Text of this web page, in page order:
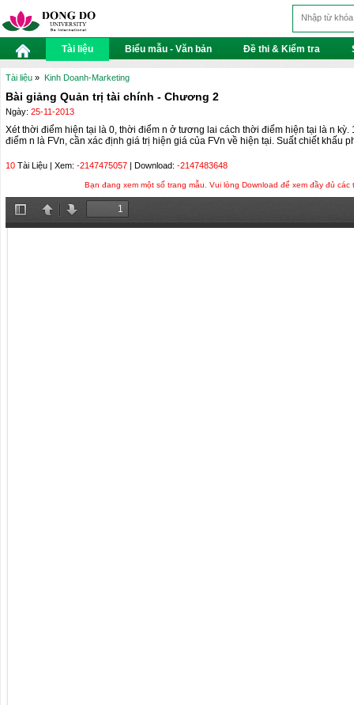
Tài liệu Biểu mẫu - Văn bản Đề thi & Kiểm tra
Tài liệu » Kinh Doanh-Marketing
Bài giảng Quản trị tài chính - Chương 2
Ngày: 25-11-2013
Xét thời điểm hiện tại là 0, thời điểm n ở tương lai cách thời điểm hiện tại là n
điểm n là FVn, cần xác định giá trị hiện giá của FVn về hiện tại. Suất chiết khấu
10 Tài Liệu | Xem: -2147475057 | Download: -2147483648
Bạn đang xem một số trang mẫu. Vui lòng Download để xem đầy đủ các
Toggle
Sidebar
PreviousNext